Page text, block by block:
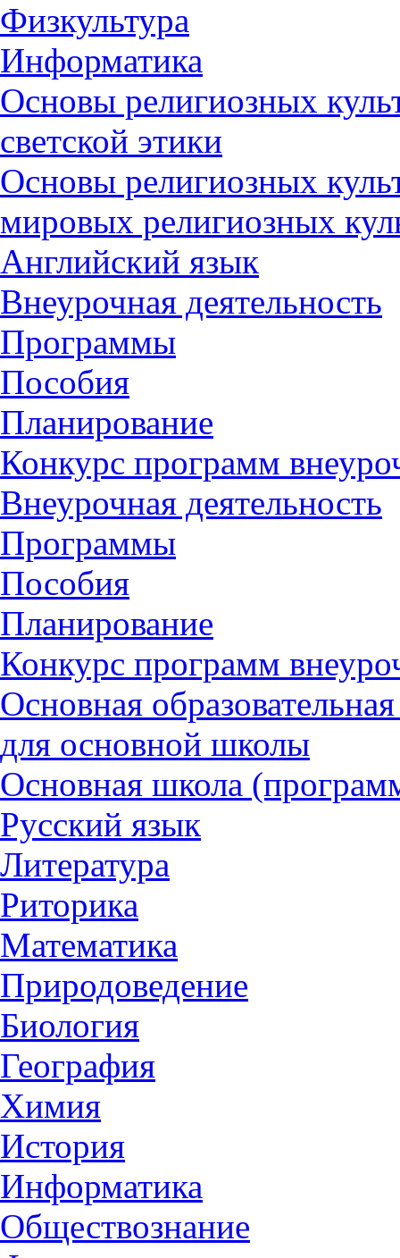
Физкультура
Информатика
Основы религиозных
светской этики
Основы религиозных
мировых религиозных
Английский язык
Внеурочная деятельность
Программы
Пособия
Планирование
Конкурс программ
Внеурочная деятельность
Программы
Пособия
Планирование
Конкурс программ
Основная
для основной школы
Основная школа
Русский язык
Литература
Риторика
Математика
Природоведение
Биология
География
Химия
История
Информатика
Обществознание